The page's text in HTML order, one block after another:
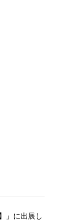
」に出展し